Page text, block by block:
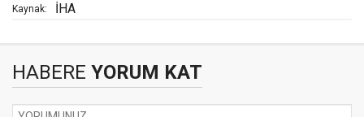
Kaynak: İHA
HABERE YORUM KAT